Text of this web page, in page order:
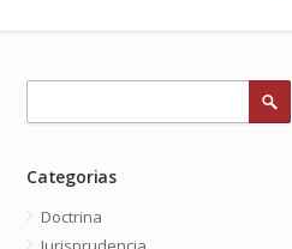
Categorias
Doctrina